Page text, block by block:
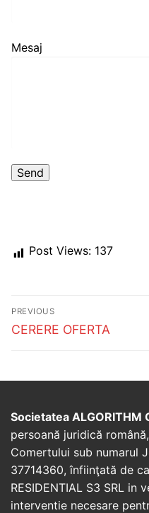
Mesaj
Post Views: 137
Post
navigation
PREVIOUS
Previous
CERERE OFERTA
Societatea ALGORITHM
persoană juridică
Comertului sub numarul
37714360, înfiinţată de
RESIDENTIAL S3 SRL
interventie necesare